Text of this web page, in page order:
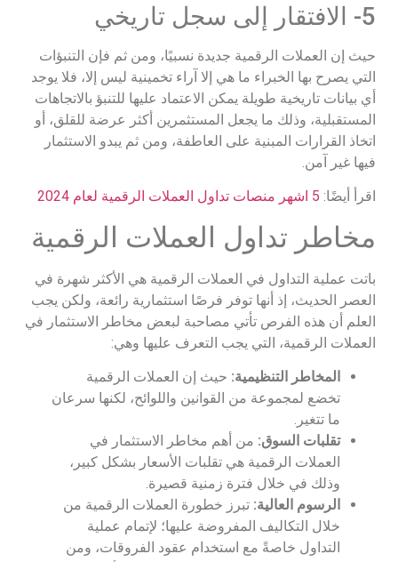
5- الافتقار إلى سجل تاريخي
حيث إن العملات الرقمية جديدة نسبيًا، ومن ثم فإن التنبؤات
التي يصرح بها الخبراء ما هي إلا آراء تخمينية ليس إلا، فلا يوجد
أي بيانات تاريخية طويلة يمكن الاعتماد عليها للتنبؤ بالاتجاهات
المستقبلية، وذلك ما يجعل المستثمرين أكثر عرضة للقلق، أو
اتخاذ القرارات المبنية على العاطفة، ومن ثم يبدو الاستثمار
فيها غير آمن.
اقرأ أيضًا: 5 اشهر منصات تداول العملات الرقمية لعام 2024
مخاطر تداول العملات الرقمية
باتت عملية التداول في العملات الرقمية هي الأكثر شهرة في
العصر الحديث، إذ أنها توفر فرصًا استثمارية رائعة، ولكن يجب
العلم أن هذه الفرص تأتي مصاحبة لبعض مخاطر الاستثمار في
العملات الرقمية، التي يجب التعرف عليها وهي:
المخاطر التنظيمية: حيث إن العملات الرقمية
تخضع لمجموعة من القوانين واللوائح، لكنها سرعان
ما تتغير.
تقلبات السوق: من أهم مخاطر الاستثمار في
العملات الرقمية هي تقلبات الأسعار بشكل كبير،
وذلك في خلال فترة زمنية قصيرة.
الرسوم العالية: تبرز خطورة العملات الرقمية من
خلال التكاليف المفروضة عليها؛ لإتمام عملية
التداول خاصةً مع استخدام عقود الفروقات، ومن